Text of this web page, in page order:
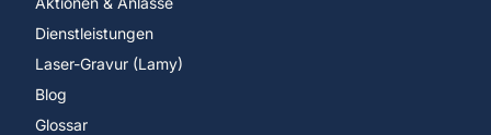
Dienstleistungen
Laser-Gravur (Lamy)
Blog
Glossar